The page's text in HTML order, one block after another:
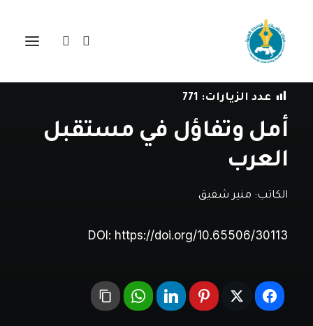
فيمقالات
عدد الزيارات: 771
أمل وتفاؤل في مستقبل
العرب
الكاتب: منير شفيق
DOI: https://doi.org/10.65506/30113